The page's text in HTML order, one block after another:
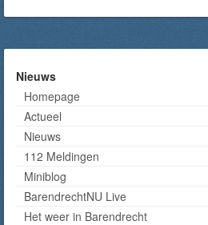
Nieuws
Homepage
Actueel
Nieuws
112 Meldingen
Miniblog
BarendrechtNU Live
Het weer in Barendrecht